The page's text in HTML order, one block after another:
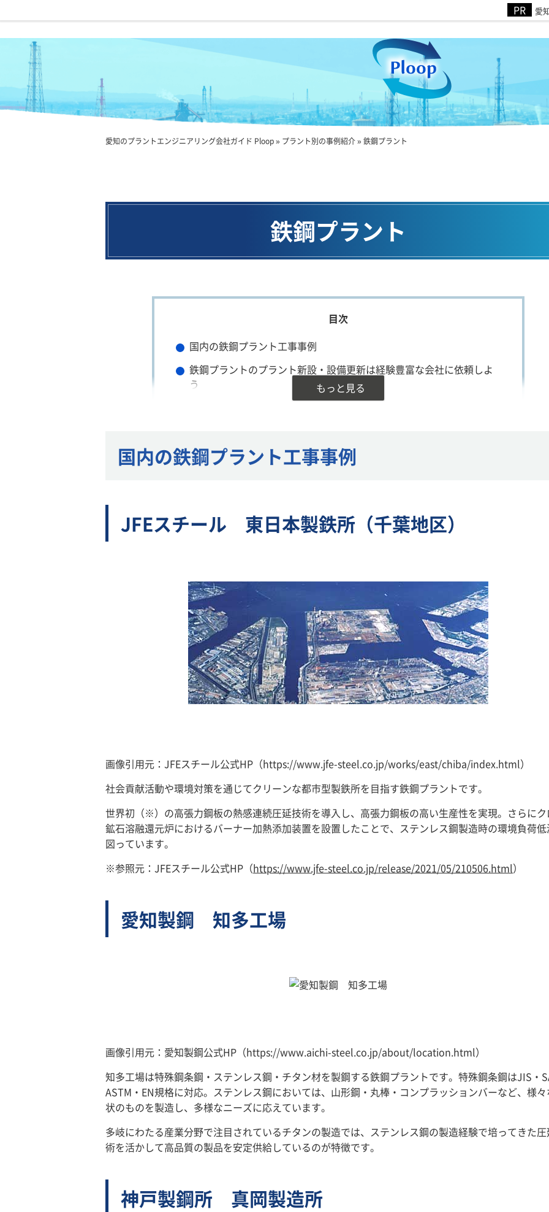
愛
愛知のプラントエンジニアリング会社ガイド Ploop» プラント別の事例紹介»鉄鋼プラント
鉄鋼プラント
国内の鉄鋼プラント工事事例
鉄鋼プラントのプラント新設・設備更新は経験豊富な会社に依頼しよ
う
国内の鉄鋼プラント工事事例
JFEスチール 東日本製鉄所（千葉地区）
画像引用元：JFEスチール公式HP（https://www.jfe-steel.co.jp/works/east/chiba/index.html）
社会貢献活動や環境対策を通じてクリーンな都市型製鉄所を目指す鉄鋼プラントです。
世界初（※）の高張力鋼板の熱感連続圧延技術を導入し、高張力鋼板の高い生産性を実現。さらに
鉱石溶融還元炉におけるバーナー加熱添加装置を設置したことで、ステンレス鋼製造時の環境負荷
図っています。
※参照元：JFEスチール公式HP（https://www.jfe-steel.co.jp/release/2021/05/210506.html）
愛知製鋼 知多工場
画像引用元：愛知製鋼公式HP（https://www.aichi-steel.co.jp/about/location.html）
知多工場は特殊鋼条鋼・ステンレス鋼・チタン材を製鋼する鉄鋼プラントです。特殊鋼条鋼はJIS・
ASTM・EN規格に対応。ステンレス鋼においては、山形鋼・丸棒・コンプラッションバーなど、様
状のものを製造し、多様なニーズに応えています。
多岐にわたる産業分野で注目されているチタンの製造では、ステンレス鋼の製造経験で培ってきた
術を活かして高品質の製品を安定供給しているのが特徴です。
神戸製鋼所 真岡製造所